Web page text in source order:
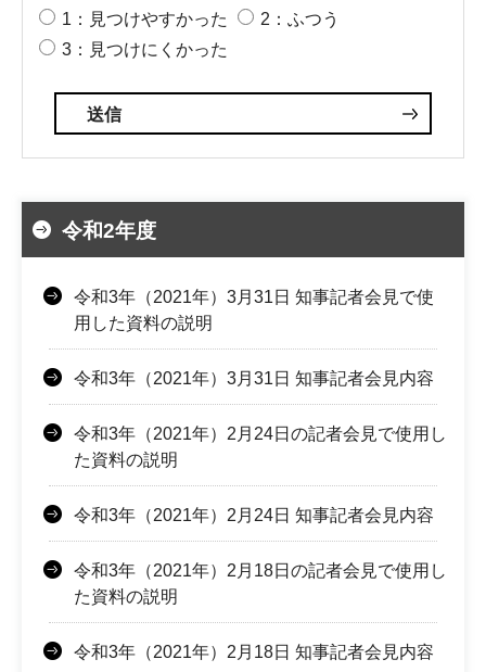
1：見つけやすかった
2：ふつう
3：見つけにくかった
令和2年度
令和3年（2021年）3月31日 知事記者会見で使
用した資料の説明
令和3年（2021年）3月31日 知事記者会見内容
令和3年（2021年）2月24日の記者会見で使用し
た資料の説明
令和3年（2021年）2月24日 知事記者会見内容
令和3年（2021年）2月18日の記者会見で使用し
た資料の説明
令和3年（2021年）2月18日 知事記者会見内容